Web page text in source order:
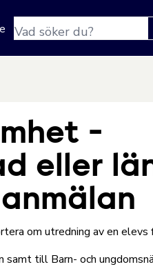
Sökfras
-
eller
om utredning av en elevs
till Barn- och